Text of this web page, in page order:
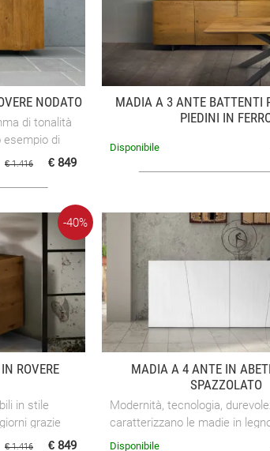
NODATO
di tonalità
esempio di
proposta
€ 1.416 € 849
MADIA A 3 ANTE BATTENTI
PIEDINI IN
Disponibile
ROVERE
in stile
grazie
in
-40%
€ 1.416 € 849
MADIA A 4 ANTE IN
SPAZZOLATO
Modernità, tecnologia,
caratterizzano le madie in
Soggiorni di Mottes Mobili.
Disponibile